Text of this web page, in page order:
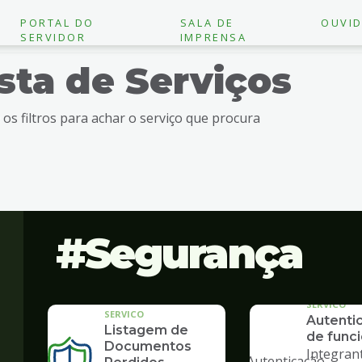
PORTAL DO
SERVIDOR
SALA DE
IMPRENSA
de Serviços
os filtros para achar o serviço que procura
Segurança
SERVICO
Listagem de
Documentos
SERVICO
de